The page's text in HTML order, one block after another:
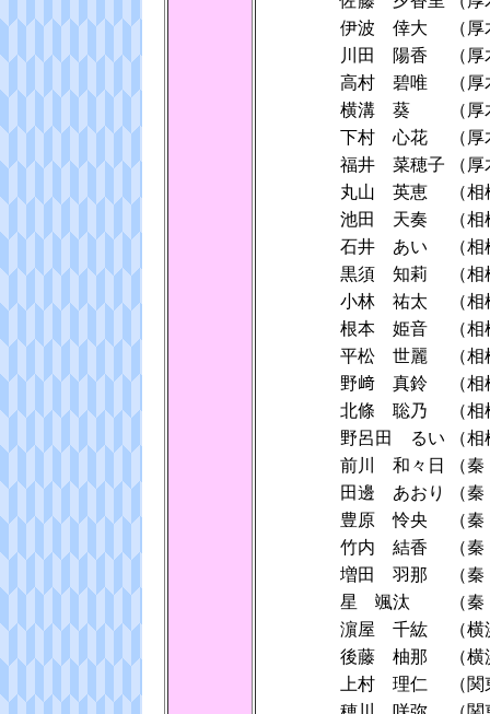
伊波 倖大
（
川田 陽香
（
高村 碧唯
（
横溝 葵
（
下村 心花
（
福井 菜穂子
（
丸山 英恵
（
池田 天奏
（
石井 あい
（
黒須 知莉
（
小林 祐太
（
根本 姫音
（
平松 世麗
（
野﨑 真鈴
（
北條 聡乃
（
野呂田 るい
（
前川 和々日
（
田邊 あおり
（
豊原 怜央
（
竹内 結香
（
増田 羽那
（
星 颯汰
（
濵屋 千紘
（
後藤 柚那
（
上村 理仁
（